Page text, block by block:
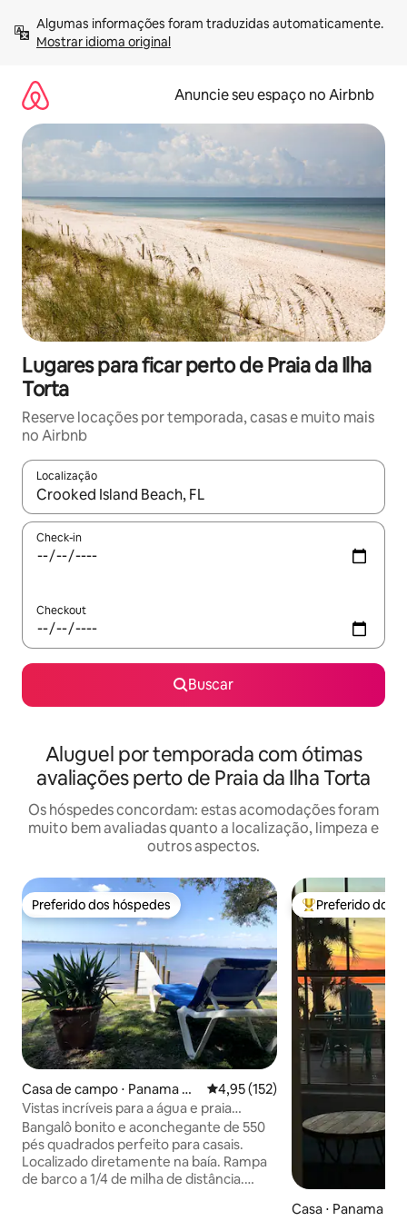
para
Mostrar idioma original
Anuncie seu espaço no Airbnb
Lugares para ficar perto de Praia da Ilha
Torta
Reserve locações por temporada, casas e muito mais
no Airbnb
Localização
Quando os resultados estiverem disponíveis, explore-os
Check-in
Checkout
Buscar
Aluguel por temporada com ótimas
avaliações perto de Praia da Ilha Torta
Os hóspedes concordam: estas acomodações foram
muito bem avaliadas quanto a localização, limpeza e
outros aspectos.
Preferido dos hóspedes
Preferido dos hóspedes
Casa de campo ⋅ Panama Cit
y
4,95 de uma avaliação média de
4,95 (152)
Vistas incríveis para a água e praia
privativa
Bangalô bonito e aconchegante de 550
pés quadrados perfeito para casais.
Localizado diretamente na baía. Rampa
de barco a 1/4 de milha de distância.
Entre os
Preferido dos
Casa ⋅ Panama